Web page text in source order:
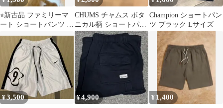
⭐︎新古品 ファミリーマ
ート ショートパンツ く
CHUMS チャムス ボタ
ニカル柄 ショートパン
ツ M
Champion ショートパン
ツ ブラック Lサイズ
¥3,500 ¥4,900 ¥ 1,400